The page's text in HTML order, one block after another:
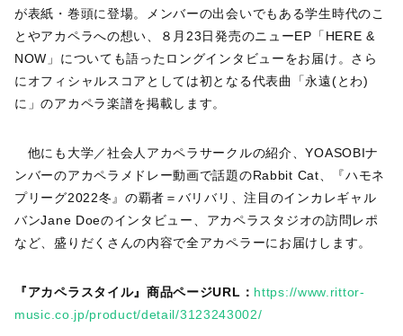
が表紙・巻頭に登場。メンバーの出会いでもある学生時代のこ
とやアカペラへの想い、８月23日発売のニューEP「HERE &
NOW」についても語ったロングインタビューをお届け。さら
にオフィシャルスコアとしては初となる代表曲「永遠(とわ)
に」のアカペラ楽譜を掲載します。
他にも大学／社会人アカペラサークルの紹介、YOASOBIナ
ンバーのアカペラメドレー動画で話題のRabbit Cat、『ハモネ
プリーグ2022冬』の覇者＝バリバリ、注目のインカレギャル
バンJane Doeのインタビュー、アカペラスタジオの訪問レポ
など、盛りだくさんの内容で全アカペラーにお届けします。
『アカペラスタイル』商品ページURL： https://www.rittor-
music.co.jp/product/detail/3123243002/